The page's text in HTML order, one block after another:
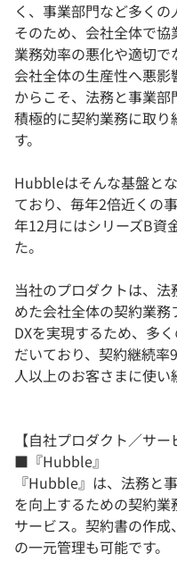
く、事業部門など多くの
そのため、会社全体で協
業務効率の悪化や適切で
会社全体の生産性へ悪影
からこそ、法務と事業
積極的に契約業務に取
す。
Hubbleはそんな基盤と
ており、毎年2倍近くの
年12月にはシリーズB資
た。
当社のプロダクトは、
めた会社全体の契約業
DXを実現するため、多
だいており、契約継続
人以上のお客さまに使い
【自社プロダクト／サー
■『Hubble』
『Hubble』は、法務と
を向上するための契約
サービス。契約書の作
の一元管理も可能です。